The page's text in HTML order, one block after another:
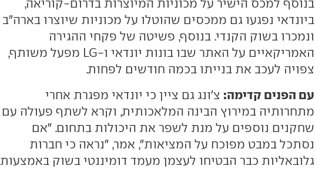
בנוסף למכס הישיר על מכוניות המיוצרות בדרום-קוריאה,
ביונדאי נפגעו גם ממכסים שהוטלו על מכוניות שיוצרו בארה"ב
ונמכרו בשוק הקנדי. בנוסף, פשיטה של פקחי ההגירה
האמריקאיים על האתר שבו בונות יונדאי ו-LG מפעל משותף,
צפויה לעכב את בנייתו בכמה חודשים לפחות.
עם הפנים קדימה: צ'ונג גם ציין כי יונדאי מפגרת אחרי
מתחרותיה במירוץ הבינה המלאכותית, וקרא לשתף פעולה עם
שחקנים נוספים על מנת לשפר את היכולות בתחום. "אם
נסתכל במבט מפוכח על המציאות", אמר, "נראה כי חברות
גלובאליות כבר הבטיחו לעצמן מעמד דומיננטי בשוק באמצעות